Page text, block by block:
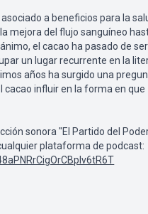
a beneficios para la
mejora del flujo sanguíneo
el cacao ha pasado de
un lugar recurrente en la
años ha surgido una
cacao influir en la forma en que
sonora "El Partido del
plataforma de podcast: